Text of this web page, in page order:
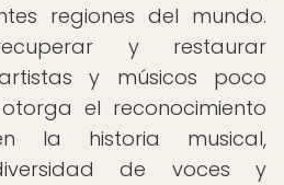
regiones del mundo.
y restaurar
y músicos poco
el reconocimiento
la historia musical,
de voces y